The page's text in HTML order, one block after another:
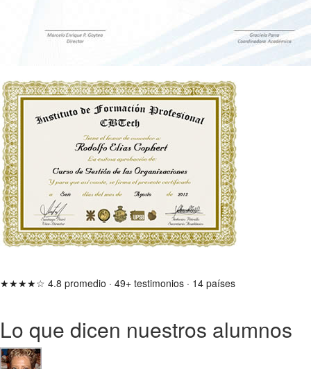
★★★★☆ 4.8 promedio · 49+ testimonios · 14 países
Lo que dicen nuestros alumnos